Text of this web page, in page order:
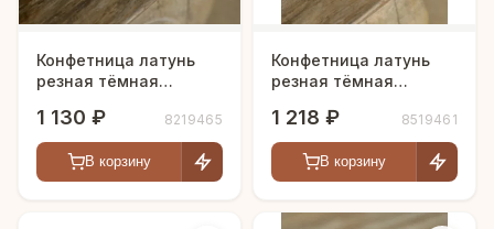
Конфетница латунь
резная тёмная
1 130 ₽ 8219465
В корзину
Конфетница латунь
резная тёмная
1 218 ₽ 8519461
В корзину